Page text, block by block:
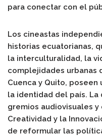
para conectar con el
Los cineastas
historias ecuatorianas,
la interculturalidad, la
complejidades urbanas
Cuenca y Quito,
la identidad del país.
gremios audiovisuales
Creatividad y la
de reformular las